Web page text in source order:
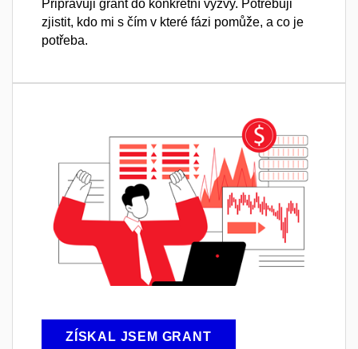
Připravuji grant do konkrétní výzvy. Potřebuji
zjistit, kdo mi s čím v které fázi pomůže, a co je
potřeba.
ZÍSKAL JSEM GRANT